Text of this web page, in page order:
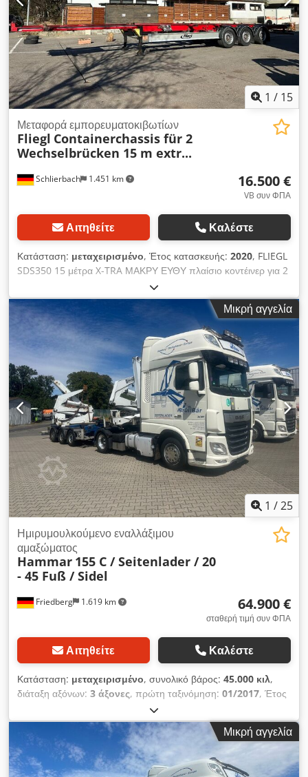
1 / 15
Schlierbach 1.451 km
Μεταφορά εμπορευματοκιβωτίων
Fliegl Containerchassis für 2
Wechselbrücken 15 m extr...
16.500 €
VB συν ΦΠΑ
Αιτηθείτε Καλέστε
Κατάσταση: μεταχειρισμένο, Έτος κατασκευής: 2020, FLIEGL
SDS350 15 μέτρα X-TRA ΜΑΚΡΥ ΕΥΘΥ πλαίσιο κοντέινερ για 2
ανταλλάξιμες υπερκατασκευές ή 2 κοντέινερ !ΠΟΛΥ ΜΑΚΡΥ!
Dsdswtbvtepfx Aayjck !! 14,85 μ μήκος!! • Θέσεις για 2 x 7,45
μ υπερκατασκευές • ή 2 x 20 πόδια κοντέινερ • Ευθύ πλαίσιο •
3 x SAF αερόσουστες άξονες 8 τόνων • Ανυψωτικό/χαμηλωτικό
σύστημα • ABS • ASR Διαστάσεις και βάρη οχήματος: • Μέγιστο
βάρος: 35.000 kg • Βάρος κενό: 4.100 kg • Διαστάσεις: 14.850
x 2.550 x 1.200 mm • Ελαστικά: 385/55 R22.5 • Βάθος
πέλματος: 13/13/11/12/12/9 mm - Πολύ καλή κατάσταση,
σχεδόν αχρησιμοποίητο! - TÜV / ΚΤΕΟ / SP: ΚΑΙΝΟΥΡΙΟ! - SP:
01/26 - Γερμανικό ρυμουλκούμενο! - 1ο χέρι Επιφύλαξη για
λάθη και ενδιάμεση πώληση! = Περισσότερες πληροφορίες =
Έτος κατασκευής: 2020 Για περισσότερες πληροφορίες
επικοινωνήστε με τον Joannis Arpantzanis ή τον Kai Bühler.
Μικρή αγγελία
1 /25
Friedberg 1.619 km
Ημιρυμουλκούμενο εναλλάξιμου
αμαξώματος
Hammar 155 C / Seitenlader / 20
- 45 Fuß / Sidel
64.900 €
σταθερή τιμή συν ΦΠΑ
Αιτηθείτε Καλέστε
Κατάσταση: μεταχειρισμένο, συνολικό βάρος: 45.000 κιλ,
διάταξη αξόνων: 3 άξονες, πρώτη ταξινόμηση: 01/2017, Έτος
, Εξοπλισμός:
155 C, πλευρικός φορτωτής * Πρώτη κυκλοφορία: 01-2017
Dcjdpfxozr Tm Ss Aayok * Περιλαμβάνει τηλεχειριστήριο *
Κατάλληλο για κοντέινερ 20 - 45 ποδών * Πλαίσιο με
τηλεσκοπική λειτουργία * Άξονας διεύθυνσης * Άξονες BPW *
Μικρή αγγελία